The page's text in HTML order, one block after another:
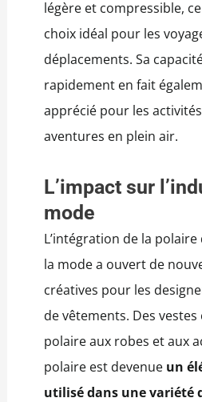
légère et compressible,
choix idéal pour les
déplacements. Sa
rapidement en fait
apprécié pour les
aventures en plein air.
L’impact sur
mode
L’intégration de la
la mode a ouvert de
créatives pour les
de vêtements. Des
polaire aux robes et aux
polaire est devenue un
utilisé dans une variété